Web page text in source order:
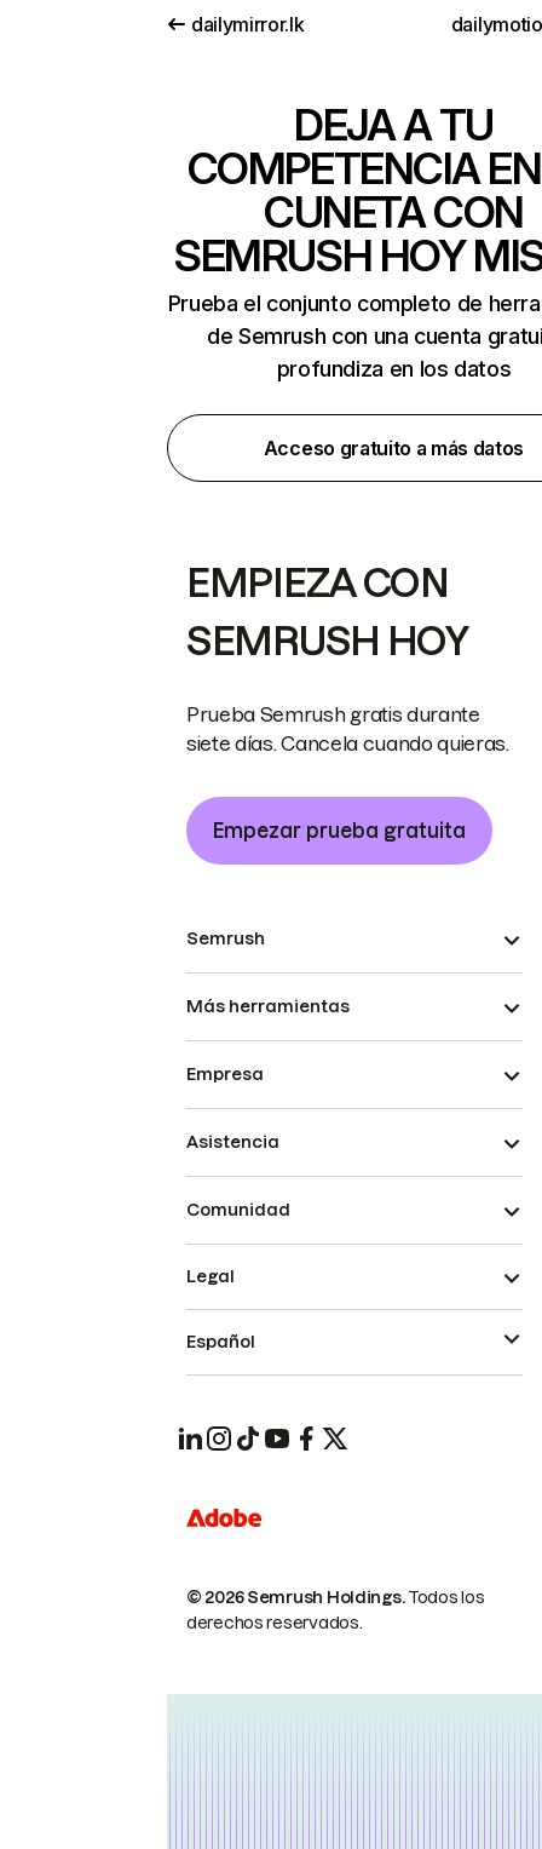
dailymirror.lk
DEJA A TU
COMPETENCIA
CUNETA CON
SEMRUSH HOY
Prueba el conjunto completo de
de Semrush con una cuenta
profundiza en los datos
Acceso gratuito a más datos
EMPIEZA CON
SEMRUSH HOY
Prueba Semrush gratis durante
siete días. Cancela cuando quieras.
Empezar prueba gratuita
Semrush
Más herramientas
Empresa
Asistencia
Comunidad
© 2026 Semrush Holdings.Todos los
derechos reservados.
Legal
Español